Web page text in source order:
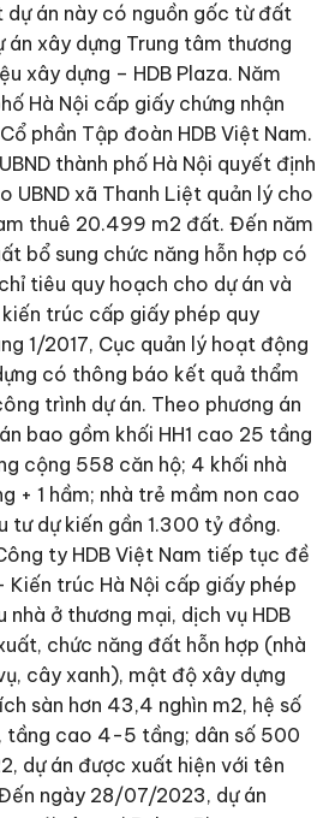
dự án này có nguồn gốc từ đất
án xây dựng Trung tâm thương
xây dựng – HDB Plaza. Năm
Hà Nội cấp giấy chứng nhận
phần Tập đoàn HDB Việt Nam.
thành phố Hà Nội quyết định
UBND xã Thanh Liệt quản lý cho
thuê 20.499 m2 đất. Đến năm
bổ sung chức năng hỗn hợp có
tiêu quy hoạch cho dự án và
trúc cấp giấy phép quy
1/2017, Cục quản lý hoạt động
có thông báo kết quả thẩm
trình dự án. Theo phương án
bao gồm khối HH1 cao 25 tầng
cộng 558 căn hộ; 4 khối nhà
+ 1 hầm; nhà trẻ mầm non cao
tư dự kiến gần 1.300 tỷ đồng.
ty HDB Việt Nam tiếp tục đề
Kiến trúc Hà Nội cấp giấy phép
nhà ở thương mại, dịch vụ HDB
chức năng đất hỗn hợp (nhà
cây xanh), mật độ xây dựng
sàn hơn 43,4 nghìn m2, hệ số
tầng cao 4-5 tầng; dân số 500
dự án được xuất hiện với tên
ngày 28/07/2023, dự án